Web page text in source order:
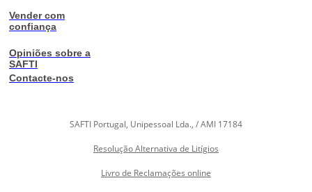
Vender com
confiança
Opiniões sobre a
SAFTI
Contacte-nos
SAFTI Portugal, Unipessoal Lda., / AMI 17184
Resolução Alternativa de Litígios
Livro de Reclamações online